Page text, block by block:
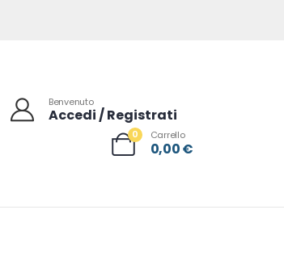
Benvenuto
Accedi / Registrati
0 Carrello
0,00€